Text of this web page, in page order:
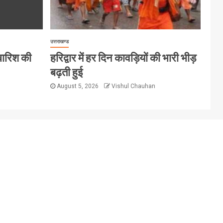
की
उत्तराखण्ड
हरिद्वार में हर दिन कावड़ियों की भारी भीड़
बढ़ती हुई
August 5, 2026 Vishul Chauhan